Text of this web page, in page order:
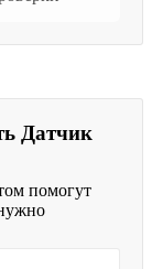
Датчик
помогут